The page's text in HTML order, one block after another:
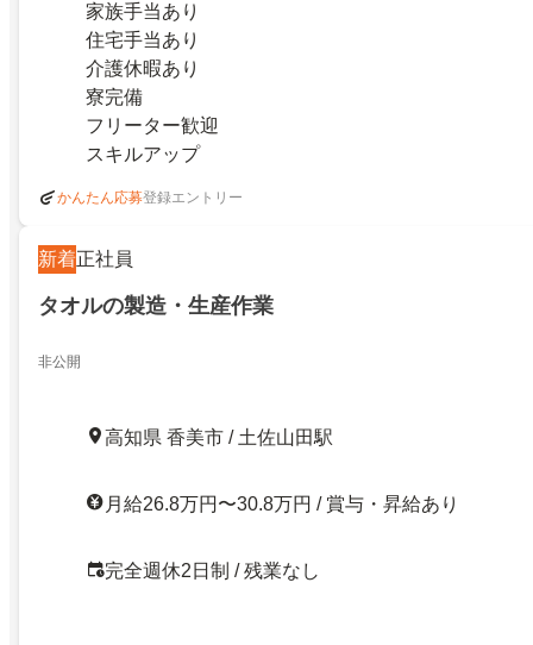
家族手当あり
住宅手当あり
介護休暇あり
寮完備
フリーター歓迎
スキルアップ
かんたん応募登録エントリー
新着正社員
タオルの製造・生産作業
非公開
高知県 香美市 / 土佐山田駅
月給26.8万円〜30.8万円 / 賞与・昇給あり
完全週休2日制 / 残業なし